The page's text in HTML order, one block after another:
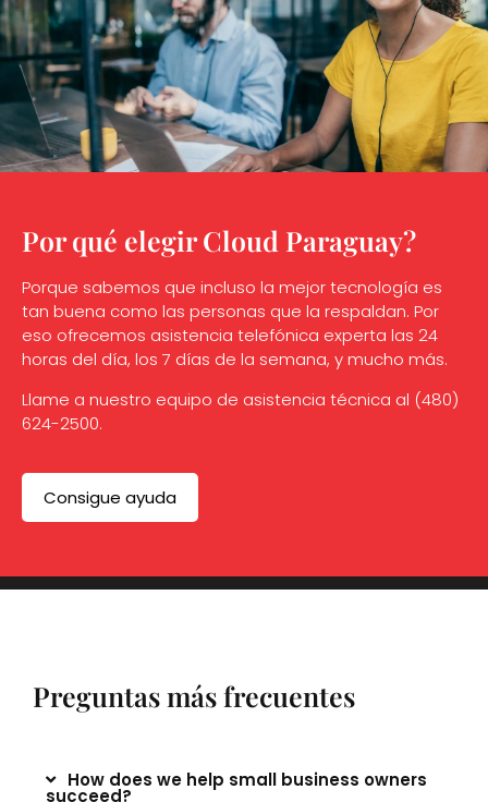
Por qué elegir Cloud Paraguay?
Porque sabemos que incluso la mejor tecnología es
tan buena como las personas que la respaldan. Por
eso ofrecemos asistencia telefónica experta las 24
horas del día, los 7 días de la semana, y mucho más.
Llame a nuestro equipo de asistencia técnica al (480)
624-2500.
Consigue ayuda
Preguntas más frecuentes
How does we help small business owners
succeed?